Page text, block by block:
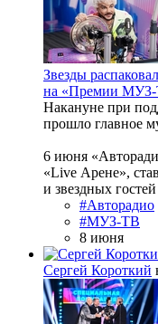
Звезды
на «Премии МУЗ-
Накануне при
прошло главное
6 июня
«Live Арене»,
и звездных
#Авторадио
#МУЗ-ТВ
8 июня
Сергей Короткий